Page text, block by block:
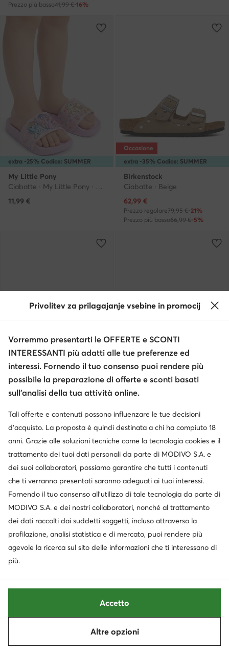
Prezzo più basso41,99 €-16%
extra -25% Codice: SUMMER
My Little Pony
Ciabatte · My Little Pony · Rosa
11,99 €
extra -35% Codice: SUMMER
Occasione
Birkenstock
Ciabatte · Beige
Prezzo attuale
62,99 €
Prezzo regolare79,95 €-21%
Prezzo più basso66,99 €-5%
extra -25% Codice: SUMMER
Occasione
Elisabetta Franchi
Prezzo attuale
58,99€
Prezzo regolare79,95 €-26%
extra -35% Codice: SUMMER
Trending
Crocs
Prezzo attuale
39,99€
Prezzo regolare44,95 €-11%
-15%
Ciabatte · Multicolore
Occasione
Crocs
Ciabatte · Pokemon · Rosa
Prezzo attuale
42,99
Privolitev za prilagajanje vsebine in promocij
Vorremmo presentarti le OFFERTE e SCONTI
INTERESSANTI più adatti alle tue preferenze ed
interessi. Fornendo il tuo consenso puoi rendere più
possibile la preparazione di offerte e sconti basati
sull’analisi della tua attività online.
Tali offerte e contenuti possono influenzare le tue decisioni
d’acquisto. La proposta è quindi destinata a chi ha compiuto 18
anni. Grazie alle soluzioni tecniche come la tecnologia cookies e il
trattamento dei tuoi dati personali da parte di MODIVO S.A. e
dei suoi collaboratori, possiamo garantire che tutti i contenuti
che ti verranno presentati saranno adeguati ai tuoi interessi.
Fornendo il tuo consenso all’utilizzo di tale tecnologia da parte di
MODIVO S.A. e dei nostri collaboratori, nonché al trattamento
dei dati raccolti dai suddetti soggetti, incluso attraverso la
profilazione, analisi statistica e di mercato, puoi rendere più
agevole la ricerca sul sito delle informazioni che ti interessano di
più.
Altre opzioni
Accetto